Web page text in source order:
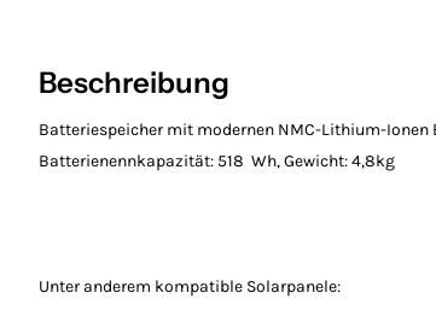
Beschreibung
Batteriespeicher mit modernen NMC-Lithium-
Batterienennkapazität: 518 Wh, Gewicht: 4,8kg
Unter anderem kompatible Solarpanele: